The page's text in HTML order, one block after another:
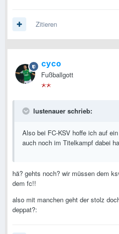
Zitieren
cyco
Fußballgott
lustenauer schrieb:
Also bei FC-KSV hoffe ich auf
auch noch im Titelkampf dabei
hä? gehts noch? wir müssen dem
dem fc!!
also mit manchen geht der stolz
deppat?: